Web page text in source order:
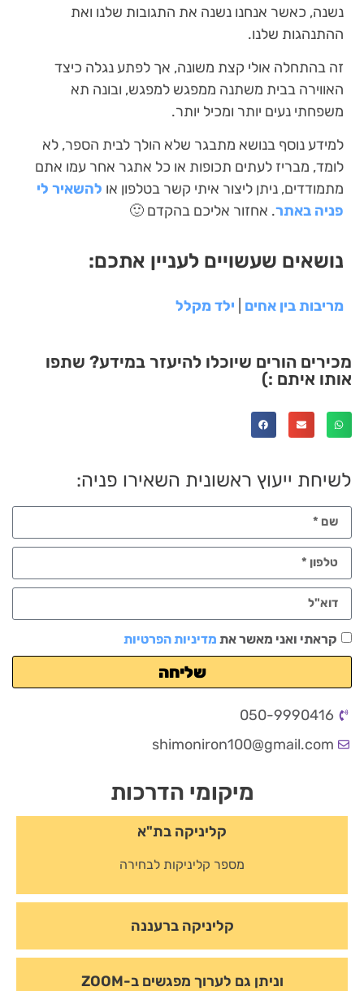
לשיחת ייעוץ ראשונית השאירו פניה:
קראתי ואני מאשר את מדיניות הפרטיות
שליחה
050-9990416
shimoniron100@gmail.com
מיקומי הדרכות
קליניקה בת"א
מספר קליניקות לבחירה
קליניקה ברעננה
וניתן גם לערוך מפגשים ב-ZOOM
נשנה, כאשר אנחנו נשנה את התגובות שלנו ואת
ההתנהגות שלנו.
זה בהתחלה אולי קצת משונה, אך לפתע נגלה כיצד
האווירה בבית משתנה ממפגש למפגש, ובונה תא
משפחתי נעים יותר ומכיל יותר.
למידע נוסף בנושא מתבגר שלא הולך לבית הספר, לא
לומד, מבריז לעתים תכופות או כל אתגר אחר עמו אתם
מתמודדים, ניתן ליצור איתי קשר בטלפון או להשאיר לי
פניה באתר. אחזור אליכם בהקדם 🙂
נושאים שעשויים לעניין אתכם:
מריבות בין אחים ילד מקלל
מכירים הורים שיוכלו להיעזר במידע? שתפו
אותו איתם :)